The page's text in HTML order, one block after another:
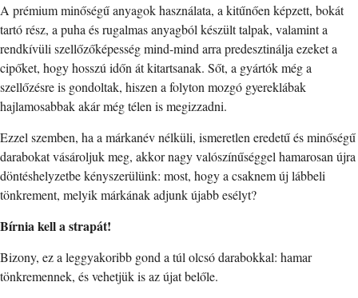
A prémium minőségű anyagok használata, a kitűnően képzett, bokát
tartó rész, a puha és rugalmas anyagból készült talpak, valamint a
rendkívüli szellőzőképesség mind-mind arra predesztinálja ezeket a
cipőket, hogy hosszú időn át kitartsanak. Sőt, a gyártók még a
szellőzésre is gondoltak, hiszen a folyton mozgó gyereklábak
hajlamosabbak akár még télen is megizzadni.
Ezzel szemben, ha a márkanév nélküli, ismeretlen eredetű és minőségű
darabokat vásároljuk meg, akkor nagy valószínűséggel hamarosan újra
döntéshelyzetbe kényszerülünk: most, hogy a csaknem új lábbeli
tönkrement, melyik márkának adjunk újabb esélyt?
Bírnia kell a strapát!
Bizony, ez a leggyakoribb gond a túl olcsó darabokkal: hamar
tönkremennek, és vehetjük is az újat belőle.